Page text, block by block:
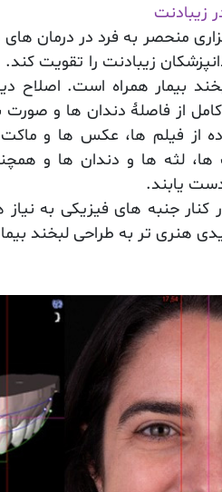
زیبادنت
منحصر به فرد در درمان
زیبادنت را تقویت
بیمار همراه است. اصلاح
از فاصلۀ دندان ها و صورت
از فیلم‌ ها، عکس ‌ها و
لثه ‌ها و دندان‌ ها و
یابند.
کنار جنبه های فیزیکی به
هنری تر به طراحی لبخند